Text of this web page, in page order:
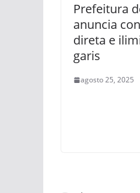
Prefeitura
anuncia
direta e
garis
agosto 25, 2025